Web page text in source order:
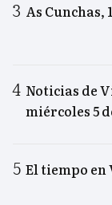
As Cunchas,
Noticias de
miércoles 5
El tiempo en